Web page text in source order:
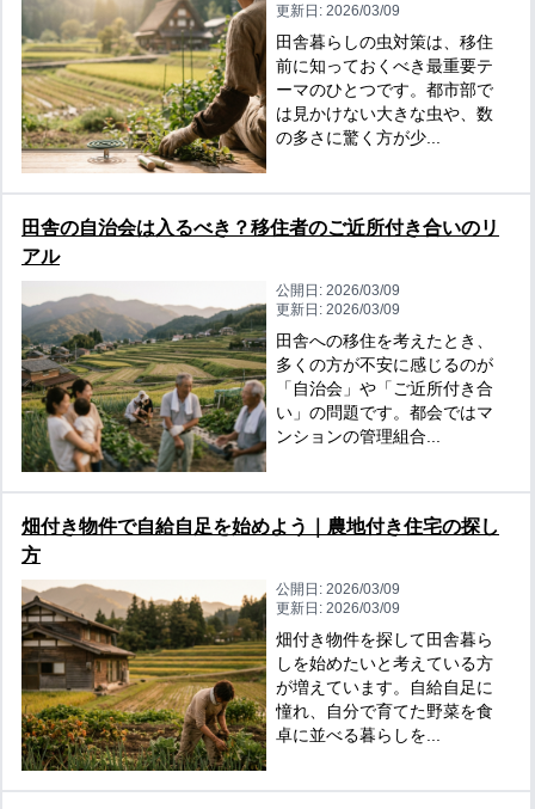
更新日: 2026/03/09
田舎暮らしの虫対策は、移住
前に知っておくべき最重要テ
ーマのひとつです。都市部で
は見かけない大きな虫や、数
の多さに驚く方が少...
田舎の自治会は入るべき？移住者のご近所付き合いのリ
アル
公開日: 2026/03/09
更新日: 2026/03/09
田舎への移住を考えたとき、
多くの方が不安に感じるのが
「自治会」や「ご近所付き合
い」の問題です。都会ではマ
ンションの管理組合...
畑付き物件で自給自足を始めよう｜農地付き住宅の探し
方
公開日: 2026/03/09
更新日: 2026/03/09
畑付き物件を探して田舎暮ら
しを始めたいと考えている方
が増えています。自給自足に
憧れ、自分で育てた野菜を食
卓に並べる暮らしを...